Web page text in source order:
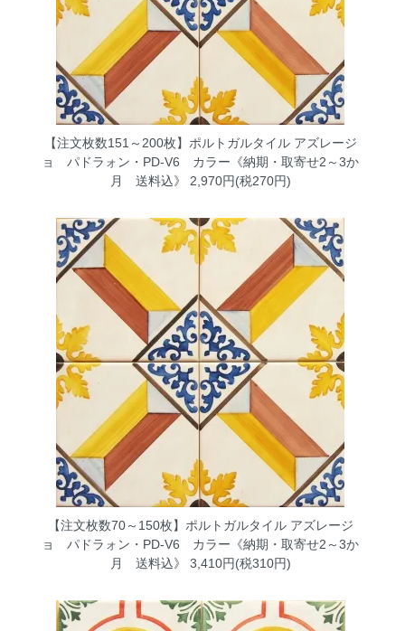
【注文枚数151～200枚】ポルトガルタイル アズレージ
ョ パドラォン・PD-V6 カラー《納期・取寄せ2～3か
月 送料込》
2,970円(税270円)
【注文枚数70～150枚】ポルトガルタイル アズレージ
ョ パドラォン・PD-V6 カラー《納期・取寄せ2～3か
月 送料込》
3,410円(税310円)